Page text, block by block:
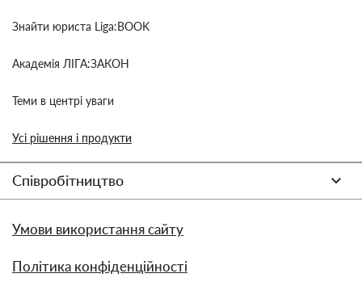
Знайти юриста Liga:BOOK
Академія ЛІГА:ЗАКОН
Теми в центрі уваги
Усі рішення і продукти
Співробітництво
Умови використання сайту
Політика конфіденційності